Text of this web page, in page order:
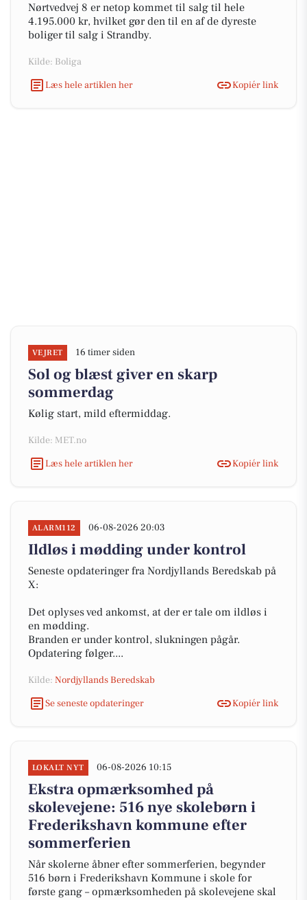
Nørtvedvej 8 er netop kommet til salg til hele
4.195.000 kr, hvilket gør den til en af de dyreste
boliger til salg i Strandby.
Kilde: Boliga
Læs hele artiklen her
Kopiér link
VEJRET 16 timer siden
Sol og blæst giver en skarp
sommerdag
Kølig start, mild eftermiddag.
Kilde: MET.no
Læs hele artiklen her
Kopiér link
ALARM112 06-08-2026 20:03
Ildløs i mødding under kontrol
Seneste opdateringer fra Nordjyllands Beredskab på
X:
Det oplyses ved ankomst, at der er tale om ildløs i
en mødding.
Branden er under kontrol, slukningen pågår.
Opdatering følger....
Kilde: Nordjyllands Beredskab
Se seneste opdateringer
Kopiér link
LOKALT NYT 06-08-2026 10:15
Ekstra opmærksomhed på
skolevejene: 516 nye skolebørn i
Frederikshavn kommune efter
sommerferien
Når skolerne åbner efter sommerferien, begynder
516 børn i Frederikshavn Kommune i skole for
første gang – opmærksomheden på skolevejene skal